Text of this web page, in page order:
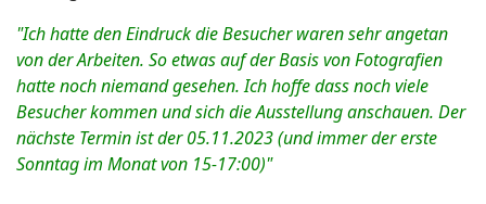
"Ich hatte den Eindruck die Besucher waren sehr angetan
von der Arbeiten. So etwas auf der Basis von Fotografien
hatte noch niemand gesehen. Ich hoffe dass noch viele
Besucher kommen und sich die Ausstellung anschauen. Der
nächste Termin istder 05.11.2023 (und immer der erste
Sonntag im Monat von 15-17:00)"